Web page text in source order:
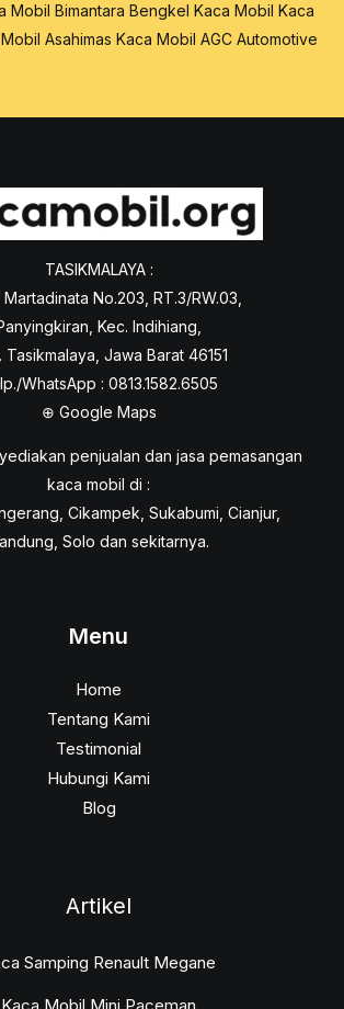
Mobil Bimantara Bengkel Kaca Mobil Kaca
Asahimas Kaca Mobil AGC Automotive
TASIKMALAYA :
Martadinata No.203, RT.3/RW.03,
Kec. Indihiang,
Tasikmalaya, Jawa Barat 46151
WhatsApp : 0813.1582.6505
⊕ Google Maps
penjualan dan jasa pemasangan
kaca mobil di :
Cikampek, Sukabumi, Cianjur,
Solo dan sekitarnya.
Menu
Home
Tentang Kami
Testimonial
Hubungi Kami
Blog
Artikel
Samping Renault Megane